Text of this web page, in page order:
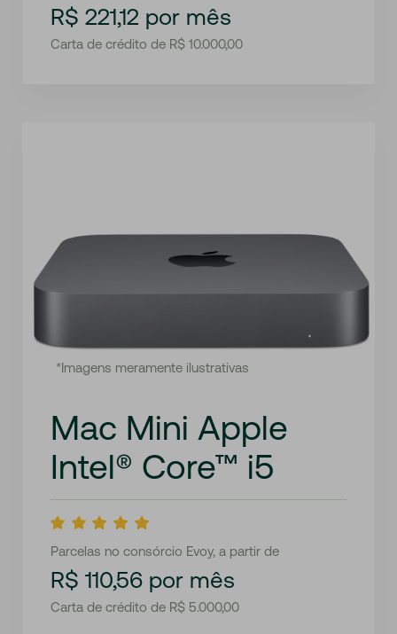
R$ 221,12 por mês
Carta de crédito de R$ 10.000,00
*Imagens meramente ilustrativas
Mac Mini Apple
Intel® Core™ i5
Parcelas no consórcio Evoy, a partir de
R$ 110,56 por mês
Carta de crédito de R$ 5.000,00